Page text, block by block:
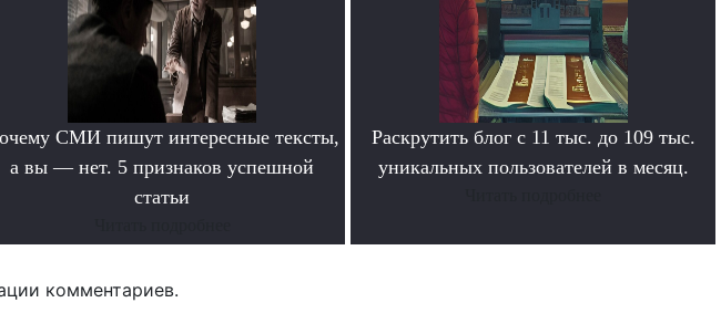
СМИ пишут интересные тексты,
а вы — нет. 5 признаков успешной
статьи
Раскрутить блог с 11 тыс. до 109 тыс.
уникальных пользователей в месяц.
комментариев.